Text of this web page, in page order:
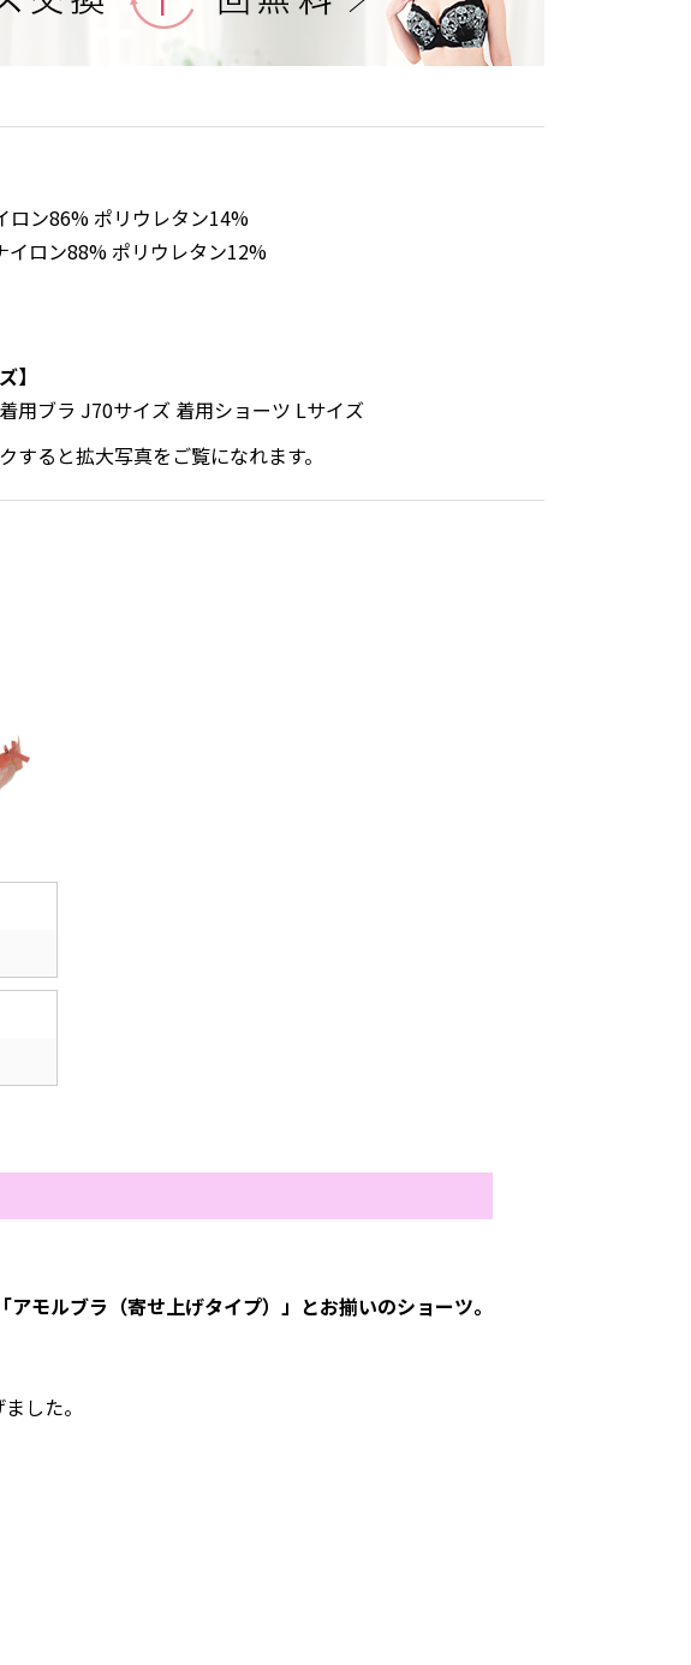
ロン86% ポリウレタン14%
イロン88% ポリウレタン12%
】
用ブラ J70サイズ 着用ショーツ Lサイズ
すると拡大写真をご覧になれます。
モルブラ（寄せ上げタイプ）」とお揃いのショーツ。
した。